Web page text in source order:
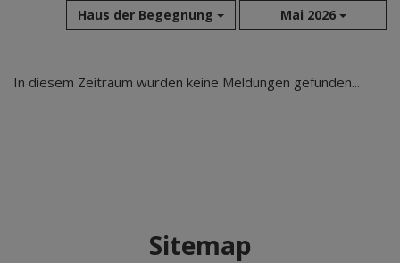
Haus der Begegnung Mai 2026
Aug 2026
In diesem Zeitraum wurden keine Meldungen gefunden...
Sitemap